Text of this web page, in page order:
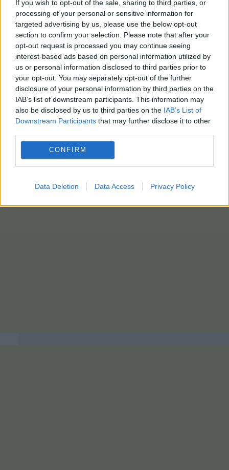
If you wish to opt-out of the sale, sharing to third parties, or
processing of your personal or sensitive information for
targeted advertising by us, please use the below opt-out
section to confirm your selection. Please note that after your
opt-out request is processed you may continue seeing
interest-based ads based on personal information utilized by
us or personal information disclosed to third parties prior to
your opt-out. You may separately opt-out of the further
disclosure of your personal information by third parties on the
IAB’s list of downstream participants. This information may
also be disclosed by us to third parties on the IAB’s List of
Downstream Participants that may further disclose it to other
CONFIRM
Data Deletion Data Access Privacy Policy